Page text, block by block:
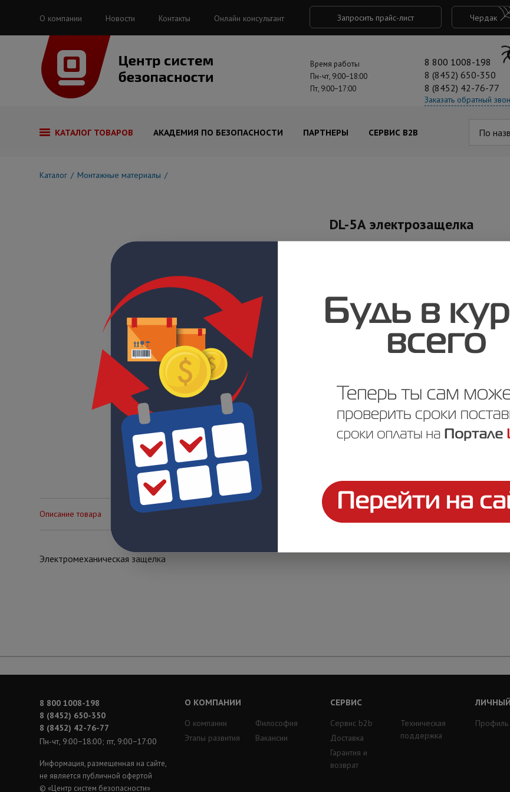
О компании Новости Контакты Онлайн консультант Запросить прайс-лист Чердак
Время работы
Пн-чт, 9:00−18:00
Пт, 9:00−17:00
8 800 1008-198
8 (8452) 650-350
8 (8452) 42-76-77
Заказать обратный
КАТАЛОГ ТОВАРОВ АКАДЕМИЯ ПО БЕЗОПАСНОСТИ ПАРТНЕРЫ СЕРВИС B2B По
Каталог Монтажные материалы
DL-5A электрозащелка
Описание товара Технические характеристики
Электромеханическая защелка
8 800 1008-198
8 (8452) 650-350
8 (8452) 42-76-77
Пн-чт, 9:00−18:00; пт, 9:00−17:00
Информация, размещенная на сайте,
не является публичной офертой
© «Центр систем безопасности»
О КОМПАНИИ
О компании
Этапы развития
Философия
Вакансии
СЕРВИС
Сервис b2b
Доставка
Гарантия и
возврат
Техническая
поддержка
Профиль